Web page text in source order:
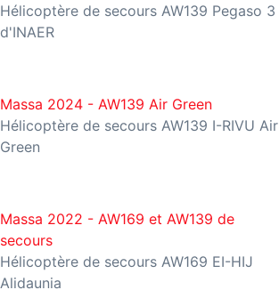
Hélicoptère de secours AW139 Pegaso 3
d'INAER
Massa 2024 - AW139 Air Green
Hélicoptère de secours AW139 I-RIVU Air
Green
Massa 2022 - AW169 et AW139 de
secours
Hélicoptère de secours AW169 EI-HIJ
Alidaunia